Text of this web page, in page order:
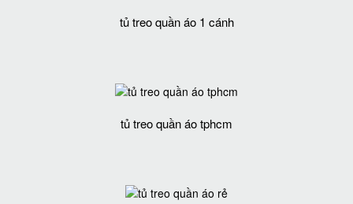
tủ treo quần áo 1 cánh
tủ treo quần áo tphcm